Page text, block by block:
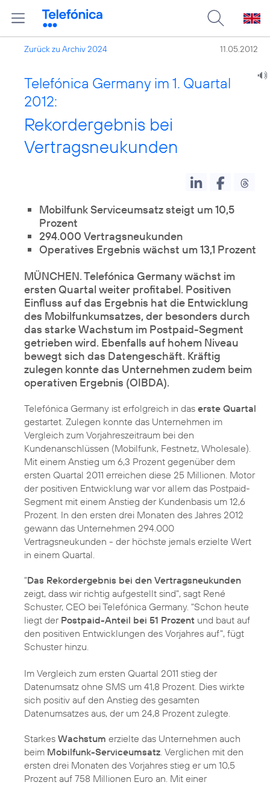
Zurück zu Archiv 2024 11.05.2012
Telefónica Germany im 1. Quartal
2012:
Rekordergebnis bei
Vertragsneukunden
Mobilfunk Serviceumsatz steigt um 10,5
Prozent
294.000 Vertragsneukunden
Operatives Ergebnis wächst um 13,1 Prozent
MÜNCHEN. Telefónica Germany wächst im
ersten Quartal weiter profitabel. Positiven
Einfluss auf das Ergebnis hat die Entwicklung
des Mobilfunkumsatzes, der besonders durch
das starke Wachstum im Postpaid-Segment
getrieben wird. Ebenfalls auf hohem Niveau
bewegt sich das Datengeschäft. Kräftig
zulegen konnte das Unternehmen zudem beim
operativen Ergebnis (OIBDA).
Telefónica Germany ist erfolgreich in das erste Quartal
gestartet. Zulegen konnte das Unternehmen im
Vergleich zum Vorjahreszeitraum bei den
Kundenanschlüssen (Mobilfunk, Festnetz, Wholesale).
Mit einem Anstieg um 6,3 Prozent gegenüber dem
ersten Quartal 2011 erreichen diese 25 Millionen. Motor
der positiven Entwicklung war vor allem das Postpaid-
Segment mit einem Anstieg der Kundenbasis um 12,6
Prozent. In den ersten drei Monaten des Jahres 2012
gewann das Unternehmen 294.000
Vertragsneukunden - der höchste jemals erzielte Wert
in einem Quartal.
"Das Rekordergebnis bei den Vertragsneukunden
zeigt, dass wir richtig aufgestellt sind", sagt René
Schuster, CEO bei Telefónica Germany. "Schon heute
liegt der Postpaid-Anteil bei 51 Prozent und baut auf
den positiven Entwicklungen des Vorjahres auf", fügt
Schuster hinzu.
Im Vergleich zum ersten Quartal 2011 stieg der
Datenumsatz ohne SMS um 41,8 Prozent. Dies wirkte
sich positiv auf den Anstieg des gesamten
Datenumsatzes aus, der um 24,8 Prozent zulegte.
Starkes Wachstum erzielte das Unternehmen auch
beim Mobilfunk-Serviceumsatz. Verglichen mit den
ersten drei Monaten des Vorjahres stieg er um 10,5
Prozent auf 758 Millionen Euro an. Mit einer